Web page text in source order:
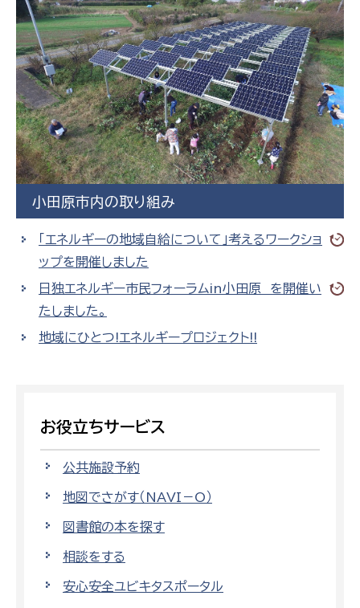
小田原市内の取り組み
「エネルギーの地域自給について」考えるワークショ
ップを開催しました
日独エネルギー市民フォーラムin小田原 を開催い
たしました。
地域にひとつ!エネルギープロジェクト!!
お役立ちサービス
公共施設予約
地図でさがす（NAVI－O）
図書館の本を探す
相談をする
安心安全ユビキタスポータル